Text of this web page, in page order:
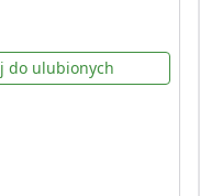
do ulubionych